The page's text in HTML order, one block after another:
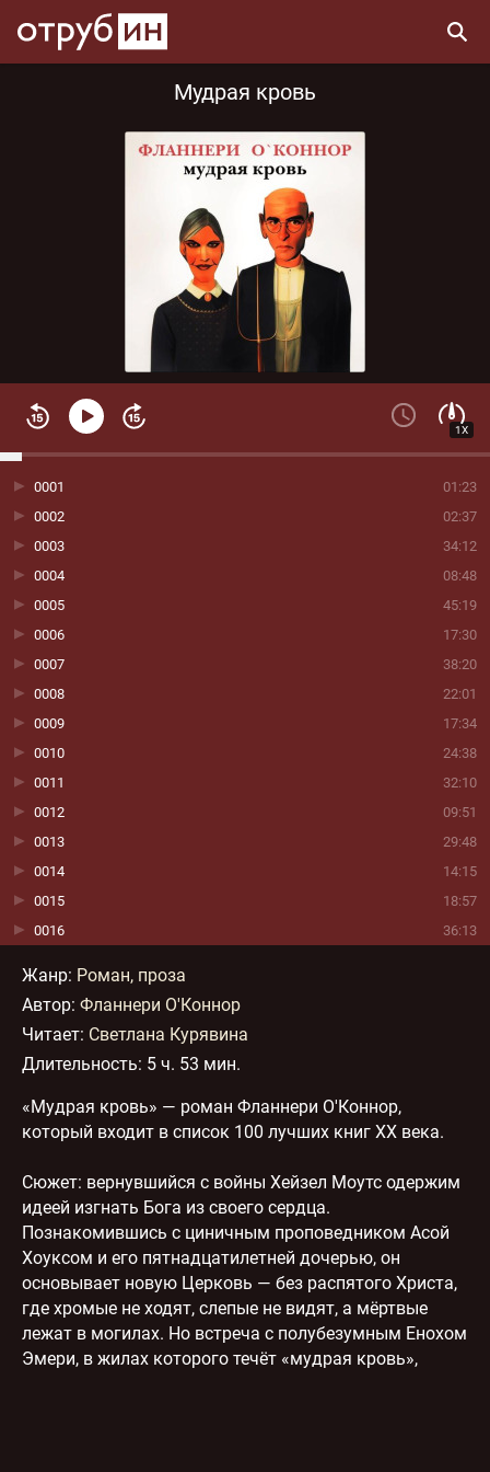
Мудрая кровь
1X
01:23
0001
02:37
0002
34:12
0003
08:48
0004
45:19
0005
17:30
0006
38:20
0007
22:01
0008
17:34
0009
24:38
0010
32:10
0011
09:51
0012
29:48
0013
14:15
0014
18:57
0015
36:13
0016
Жанр: Роман, проза
Автор: Фланнери О'Коннор
Читает: Светлана Курявина
Длительность: 5 ч. 53 мин.
«Мудрая кровь» — роман Фланнери О'Коннор,
который входит в список 100 лучших книг XX века.
Сюжет: вернувшийся с войны Хейзел Моутс одержим
идеей изгнать Бога из своего сердца.
Познакомившись с циничным проповедником Асой
Хоуксом и его пятнадцатилетней дочерью, он
основывает новую Церковь — без распятого Христа,
где хромые не ходят, слепые не видят, а мёртвые
лежат в могилах. Но встреча с полубезумным Енохом
Эмери, в жилах которого течёт «мудрая кровь»,